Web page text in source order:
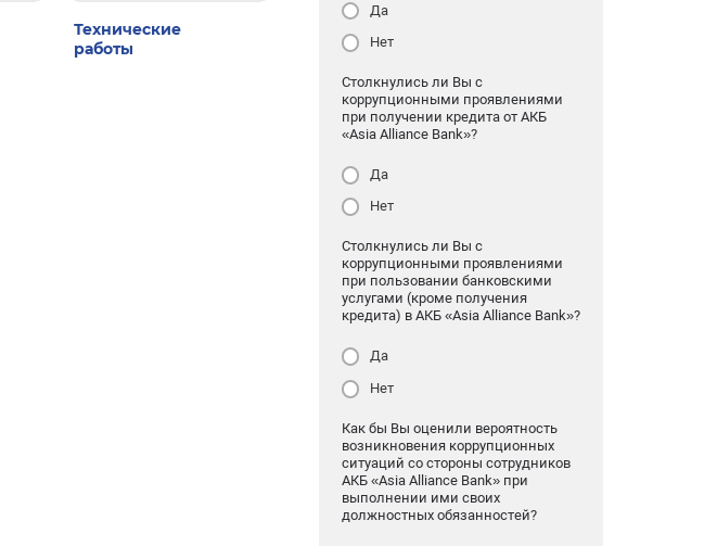
Технические
работы
Да
Нет
Столкнулись ли Вы с
коррупционными проявлениями
при получении кредита от АКБ
«Asia Alliance Bank»?
Да
Нет
Столкнулись ли Вы с
коррупционными проявлениями
при пользовании банковскими
услугами (кроме получения
кредита) в АКБ «Asia Alliance Bank»?
Да
Нет
Как бы Вы оценили вероятность
возникновения коррупционных
ситуаций со стороны сотрудников
АКБ «Asia Alliance Bank» при
выполнении ими своих
должностных обязанностей?